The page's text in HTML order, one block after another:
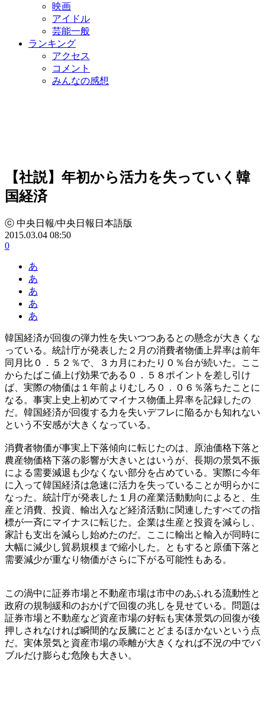
映画
アイドル
芸能一般
ランキング
アクセス
コメント
みんなの感想
【社説】年初から活力を失っていく韓
国経済
ⓒ 中央日報/中央日報日本語版
2015.03.04 08:50
0
あ
あ
あ
あ
あ
韓国経済が回復の弾力性を失いつつあるとの懸念が大きくな
っている。統計庁が発表した２月の消費者物価上昇率は前年
同月比０．５２％で、３カ月にわたり０％台が続いた。ここ
からたばこ値上げ効果である０．５８ポイントを差し引け
ば、実際の物価は１年前よりむしろ０．０６％落ちたことに
なる。事実上史上初めてマイナス物価上昇率を記録したの
だ。韓国経済が回復する力を失いデフレに陥るかも知れない
という不安感が大きくなっている。
消費者物価が事実上下落傾向に転じたのは、原油価格下落と
農産物価格下落の影響が大きいとはいうが、長期の景気不振
による需要減退も少なくない部分を占めている。実際に今年
に入って韓国経済は急速に活力を失っていることが明らかに
なった。統計庁が発表した１月の産業活動動向によると、生
産と消費、投資、輸出入など経済活動に関連したすべての指
標が一斉にマイナスに転じた。企業は生産と投資を減らし、
家計も支出を減らし始めたのだ。ここに輸出と輸入が同時に
大幅に減少し貿易規模まで縮小した。ともすると原価下落と
需要減少が重なり物価がさらに下がる可能性もある。
この渦中に証券市場と不動産市場は市中のあふれる流動性と
政府の規制緩和のおかげで回復の兆しを見せている。問題は
証券市場と不動産など資産市場の好転も実体景気の回復が後
押しされなければ瞬間的な反騰にとどまるほかないという点
だ。実体景気と資産市場の乖離が大きくなれば不況の中でバ
ブルだけ膨らむ危険も大きい。